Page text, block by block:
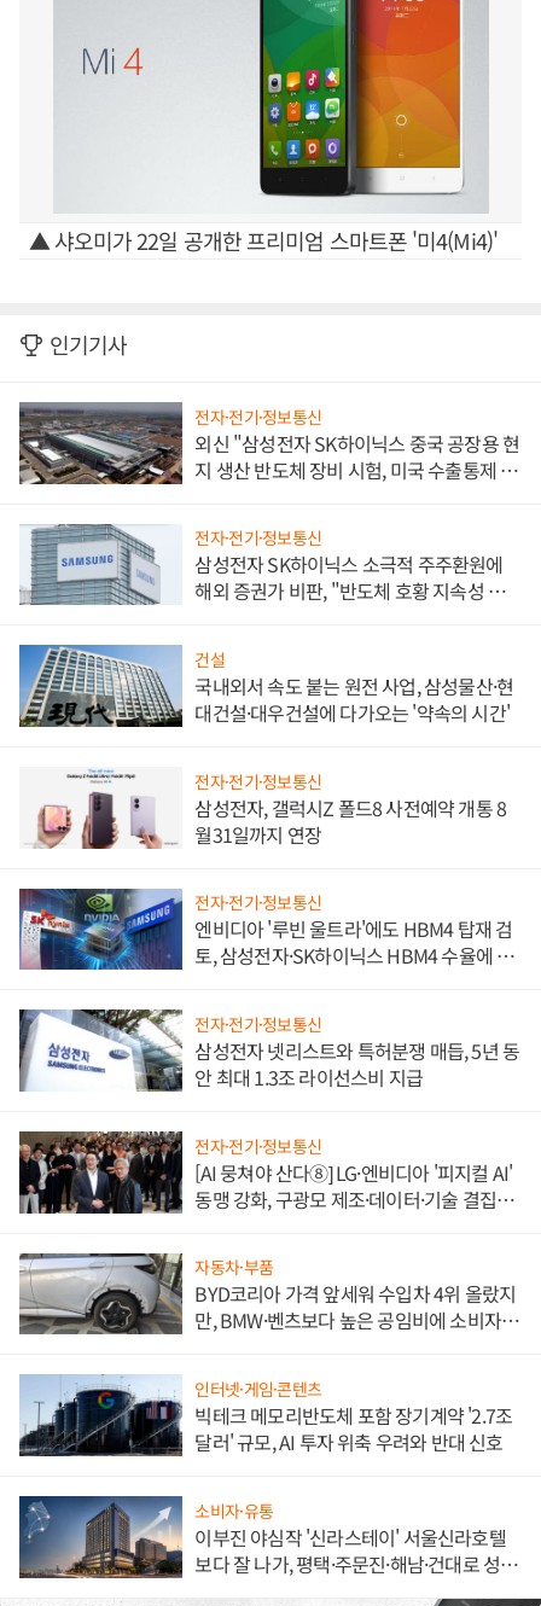
▲ 샤오미가 22일 공개한 프리미엄 스마트폰 '미4(Mi4)'
인기기사
전자·전기·정보통신
외신 "삼성전자 SK하이닉스 중국 공장용 현
지 생산 반도체 장비 시험, 미국 수출통제 대
전자·전기·정보통신
삼성전자 SK하이닉스 소극적 주주환원에
해외 증권가 비판, "반도체 호황 지속성 의
건설
국내외서 속도 붙는 원전 사업, 삼성물산·현
대건설·대우건설에 다가오는 '약속의 시간'
전자·전기·정보통신
삼성전자, 갤럭시Z 폴드8 사전예약 개통 8
월31일까지 연장
전자·전기·정보통신
엔비디아 '루빈 울트라'에도 HBM4 탑재 검
토, 삼성전자·SK하이닉스 HBM4 수율에 주
전자·전기·정보통신
삼성전자 넷리스트와 특허분쟁 매듭, 5년 동
안 최대 1.3조 라이선스비 지급
전자·전기·정보통신
[AI 뭉쳐야 산다⑧] LG·엔비디아 '피지컬 AI'
동맹 강화, 구광모 제조·데이터·기술 결집
자동차·부품
BYD코리아 가격 앞세워 수입차 4위 올랐지
만, BMW·벤츠보다 높은 공임비에 소비자
인터넷·게임·콘텐츠
빅테크 메모리반도체 포함 장기계약 '2.7조
달러' 규모, AI 투자 위축 우려와 반대 신호
소비자·유통
이부진 야심작 '신라스테이' 서울신라호텔
보다 잘 나가, 평택·주문진·해남·건대로 성